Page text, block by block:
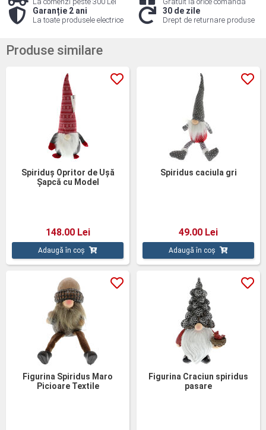
Garanție 2 ani
La toate produsele electrice
30 de zile
Drept de returnare produse
Produse similare
Spiriduș Opritor de Ușă
Șapcă cu Model
148.00 Lei
Adaugă în coș
Spiridus caciula gri
49.00 Lei
Adaugă în coș
Figurina Spiridus Maro
Picioare Textile
Figurina Craciun spiridus
pasare